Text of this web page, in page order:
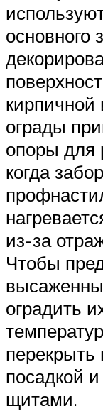
основного
кирпичной
ограды
опоры для
когда
из-за
Чтобы
оградить
посадкой
щитами.